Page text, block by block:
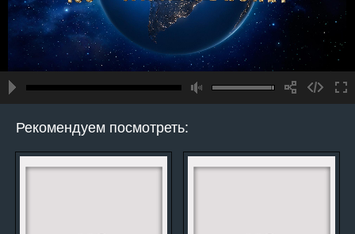
Рекомендуем посмотреть: